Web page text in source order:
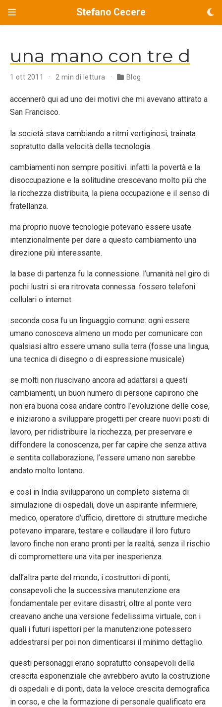
Stefano Cecere
una mano con tre d
1 ott 2011 2 min di lettura Blog
accennerò qui ad uno dei motivi che mi avevano attirato a
San Francisco.
la società stava cambiando a ritmi vertiginosi, trainata
sopratutto dalla velocità della tecnologia.
cambiamenti non sempre positivi. infatti la povertà e la
disoccupazione e la solitudine crescevano molto più che
la ricchezza distribuita, la piena occupazione e il senso di
fratellanza.
ma proprio nuove tecnologie potevano essere usate
intenzionalmente per dare a questo cambiamento una
direzione più interessante.
la base di partenza fu la connessione. l’umanità nel giro di
pochi lustri si era ritrovata connessa. fossero telefoni
cellulari o internet.
seconda cosa fu un linguaggio comune: ogni essere
umano conosceva almeno un modo per comunicare con
qualsiasi altro essere umano sulla terra (fosse una lingua,
una tecnica di disegno o di espressione musicale)
se molti non riuscivano ancora ad adattarsi a questi
cambiamenti, un buon numero di persone capirono che
non era buona cosa andare contro l’evoluzione delle cose,
e iniziarono a sviluppare progetti per creare nuovi posti di
lavoro, per ridistribuire la ricchezza, per preservare e
diffondere la conoscenza, per far capire che senza attiva
e sentita collaborazione, l’essere umano non sarebbe
andato molto lontano.
e cosí in India svilupparono un completo sistema di
simulazione di ospedali, dove un aspirante infermiere,
medico, operatore d’ufficio, direttore di strutture mediche
potevano imparare, testare e collaudare il loro futuro
lavoro finche non erano pronti per la realtá, senza il rischio
di compromettere una vita per inesperienza.
dall’altra parte del mondo, i costruttori di ponti,
consapevoli che la successiva manutenzione era
fondamentale per evitare disastri, oltre al ponte vero
creavano anche una versione fedelissima virtuale, con i
quali i futuri ispettori per la manutenzione potessero
addestrarsi per poi non dimenticarsi il minimo dettaglio.
questi personaggi erano sopratutto consapevoli della
crescita esponenziale che avrebbero avuto la costruzione
di ospedali e di ponti, data la veloce crescita demografica
in corso, e che la formazione di personale qualificato era